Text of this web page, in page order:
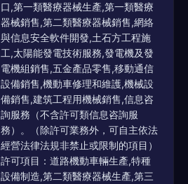
口,第一類醫療器械生產,第一類醫療
器械銷售,第二類醫療器械銷售,網絡
與信息安全軟件開發,土石方工程施
工,太陽能發電技術服務,發電機及發
電機組銷售,五金產品零售,移動通信
設備銷售,機動車修理和維護,機械設
備銷售,建筑工程用機械銷售,信息咨
詢服務（不含許可類信息咨詢服
務）。（除許可業務外，可自主依法
經營法律法規非禁止或限制的項目）
許可項目：道路機動車輛生產,特種
設備制造,第二類醫療器械生產,第三